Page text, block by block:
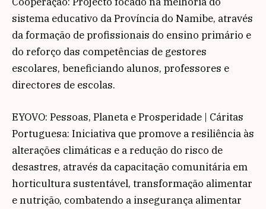
sistema educativo da Província do Namibe, através
da formação de profissionais do ensino primário e
do reforço das competências de gestores
escolares, beneficiando alunos, professores e
directores de escolas.
EYOVO: Pessoas, Planeta e Prosperidade | Cáritas
Portuguesa: Iniciativa que promove a resiliência às
alterações climáticas e a redução do risco de
desastres, através da capacitação comunitária em
horticultura sustentável, transformação alimentar
e nutrição, combatendo a insegurança alimentar